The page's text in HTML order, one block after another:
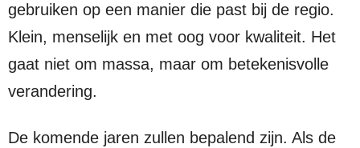
gebruiken op een manier die past bij de regio.
Klein, menselijk en met oog voor kwaliteit. Het
gaat niet om massa, maar om betekenisvolle
verandering.
De komende jaren zullen bepalend zijn. Als de